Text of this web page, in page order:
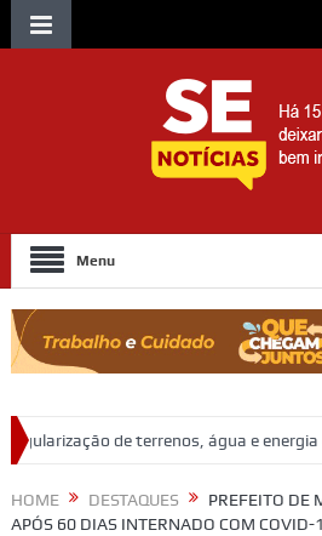
Menu
água e energia em Socorro Ação
HOME DESTAQUES
PREFEITO DE
APÓS 60 DIAS INTERNADO COM COVID-